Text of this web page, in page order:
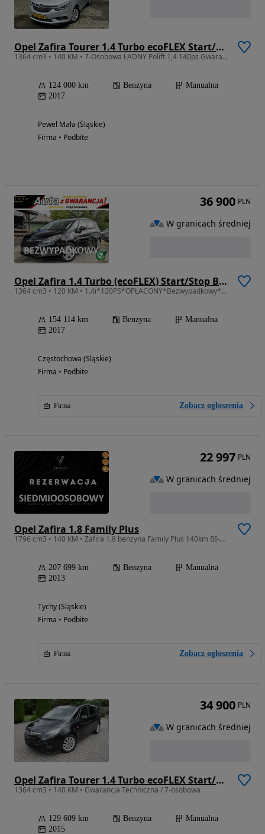
Opel Zafira Tourer 1.4 Turbo ecoFLEX Start/Stop Active
1364 cm3 • 140 KM • 7-Osobowa ŁADNY Polift 1,4 140ps Gwarancja 6m
124 000 km Benzyna
Manualna
2017
Pewel Mała (Śląskie)
Firma • Podbite
Opel Zafira 1.4 Turbo (ecoFLEX) Start/Stop Business Edition
1364 cm3 • 120 KM • 1.4i*120PS*OPŁACONY*Bezwypadkowy*Klimatyzacja*Serwis*VIP GWARANCJA 24M
154 114 km Benzyna
Manualna
2017
Częstochowa (Śląskie)
Firma • Podbite
Firma Zobacz ogłoszenia
36 900 PLN
W granicach średniej
Opel Zafira 1.8 Family Plus
1796 cm3 • 140 KM • Zafira 1.8 benzyna Family Plus 140km BI-XENON 7 foteli SERWIS 2013
207 699 km Benzyna
Manualna
2013
Tychy (Śląskie)
Firma • Podbite
Firma Zobacz ogłoszenia
22 997 PLN
W granicach średniej
Opel Zafira Tourer 1.4 Turbo ecoFLEX Start/Stop Edition
1364 cm3 • 140 KM • Gwarancja Techniczna / 7-osobowa
129 609 km Benzyna
Manualna
2015
34 900 PLN
W granicach średniej